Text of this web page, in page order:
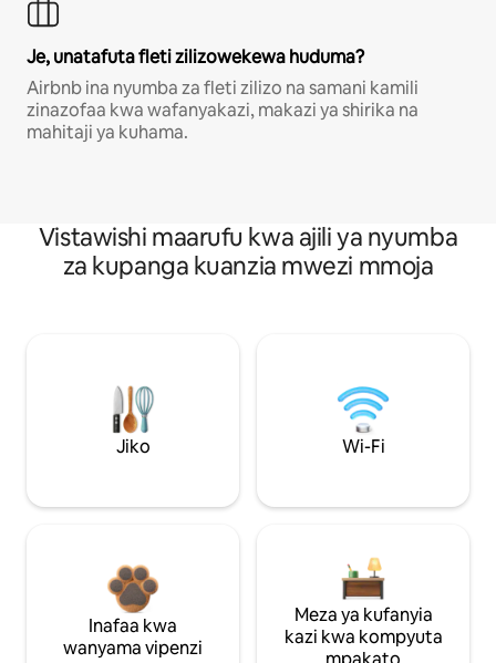
Je, unatafuta fleti zilizowekewa huduma?
Airbnb ina nyumba za fleti zilizo na samani kamili
zinazofaa kwa wafanyakazi, makazi ya shirika na
mahitaji ya kuhama.
Vistawishi maarufu kwa ajili ya nyumba
za kupanga kuanzia mwezi mmoja
Jiko Wi-Fi
Inafaa kwa
wanyama vipenzi
Meza ya kufanyia
kazi kwa kompyuta